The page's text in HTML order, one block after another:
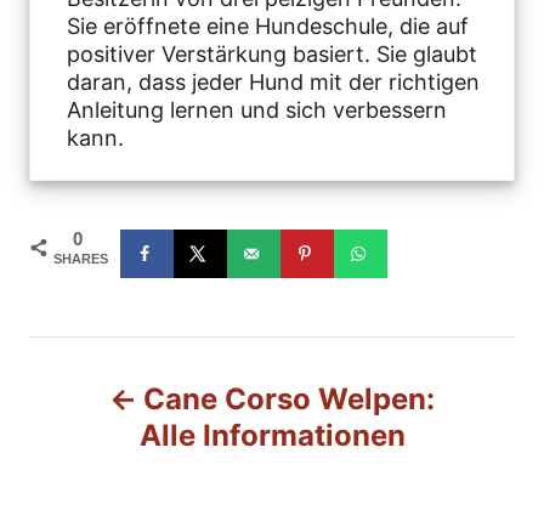
Sie eröffnete eine Hundeschule, die auf
positiver Verstärkung basiert. Sie glaubt
daran, dass jeder Hund mit der richtigen
Anleitung lernen und sich verbessern
kann.
0
SHARES
Cane Corso Welpen:
Alle Informationen